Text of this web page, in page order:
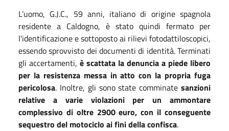
L’uomo, G.J.C., 59 anni, italiano di origine spagnola
residente a Caldogno, è stato quindi fermato per
l'identificazione e sottoposto ai rilievi fotodattiloscopici,
essendo sprovvisto dei documenti di identità. Terminati
gli accertamenti, è scattata la denuncia a piede libero
per la resistenza messa in atto con la propria fuga
pericolosa. Inoltre, gli sono state comminate sanzioni
relative a varie violazioni per un ammontare
complessivo di oltre 2900 euro, con il conseguente
sequestro del motociclo ai fini della confisca.